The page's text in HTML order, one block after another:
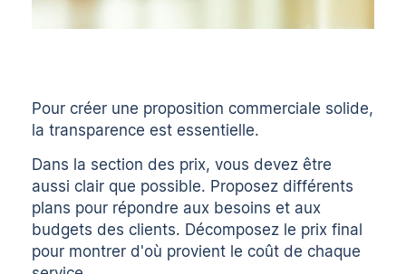
Pour créer une proposition commerciale solide,
la transparence est essentielle.
Dans la section des prix, vous devez être
aussi clair que possible. Proposez différents
plans pour répondre aux besoins et aux
budgets des clients. Décomposez le prix final
pour montrer d'où provient le coût de chaque